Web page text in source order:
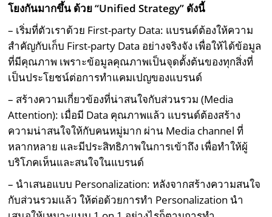
โยงกันมากขึ้น ด้วย “Unified Strategy” ดังนี้
– เริ่มที่ตัวเราด้วย First-party Data: แบรนด์ต้องให้ความ
สำคัญกับเก็บ First-party Data อย่างจริงจัง เพื่อให้ได้ข้อมูล
ที่มีคุณภาพ เพราะข้อมูลคุณภาพเป็นจุดตั้งต้นของทุกสิ่งที่
เป็นประโยชน์ต่อการทำแคมเปญของแบรนด์
– สร้างความเกี่ยวข้องที่น่าสนใจกับส่วนรวม (Media
Attention): เมื่อมี Data คุณภาพแล้ว แบรนด์ต้องสร้าง
ความน่าสนใจให้กับคนหมู่มาก ผ่าน Media channel ที่
หลากหลาย และมีประสิทธิภาพในการเข้าถึง เพื่อทำให้ผู้
บริโภคเห็นและสนใจในแบรนด์
– นำเสนอแบบ Personalization: หลังจากสร้างความสนใจ
กับส่วนรวมแล้ว ให้ต่อด้วยการทำ Personalization นำ